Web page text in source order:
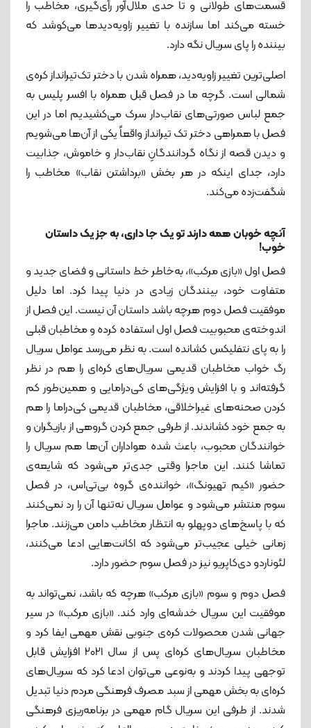
قسمت‌های طولانی و تا حدی ملال‌آور رأی‌گیری، مخاطب را
خسته می‌کند اما سازنده با تغییر زاویه‌دید‌ها می‌کوشد که
بیننده را پای سریال نگه دارد.
اصلی‌ترین تغییر زاویه‌دید، همراه شدن با دختر تک‌تیرانداز کره‌ی
شمالی است. گرچه ما در فصل قبل همراه با افسر پلیس به
جمع لباس صورتی‌های نقاب‌دار سرک می‌کشیدیم اما در این
فصل با همراهی دختر تک تیرانداز واقعاً یکی از آن‌ها می‌شویم
و دیدن قصه از نگاه گردانندگانِ نقاب‌دار و خاموش، جذابیت
دارد، جدای اینکه در هر بخش «برداشتن نقاب» مخاطب را
شگفت‌زده می‌کند.
آنچه خوبان همه دارند تو یک جا داری، به جز یک داستان
خوب!
فصل اول «بازی مرکب»، به‌خاطر خط داستانی و فضای جدید و
متفاوت خود، بینندگان زیادی در دنیا پیدا کرد. اما دلیل
موفقیت فصل دوم هرچه باشد داستان آن نیست. این فصل از
اندوخته‌ی محبوبیت فصل اول استفاده کرده و مخاطبان قبلی
را به پای نتفلیکس کشانده است. به نظر می‌رسد عوامل سریال
رگ ‌خواب مخاطبان قدیمی سریال‌های کره‌ای را هم در نظر
گرفته‌اند و با افزایش ویژگی‌های کی‌درامایی و همین‌طور کم
کردن صحنه‌های غیراخلاقی، مخاطبان قدیمی کی‌دراما را هم
به جمع خود کشاندند. از طرفی جمع کردن گروهی از بازیگران و
خوانندگان محبوب، باعث شده هواداران آن‌ها هم سریال را
تماشا کنند. این ماجرا وقتی جدی‌تر می‌شود که شایعه‌ی
حضور «کیم تهیونگ»، خواننده‌ی گروه بی‌تی‌اس، در فصل
سوم منتشر می‌شود و عوامل سریال نه‌تنها آن را رد نمی‌کنند
که با پاسخ‌های دوپهلو به انتظار مخاطب دامن می‌زنند. ماجرا
زمانی خیلی عجیب‌تر می‌شود که اکانت‌هایی ادعا می‌کنند،
لئوناردو دی‌کاپریو نیز در فصل سوم حضور دارد.
فصل دوم و سوم «بازی مرکب» هرچه که باشد، نمی‌تواند به
موفقیت این سریال خدشه‌ای وارد کند. «بازی مرکب» در سیر
جهانی شدن محصولات کره‌ی جنوبی نقش مهمی ایفا کرد و
مخاطبان سریال‌های کره‌ای پس از سال ۲۰۲۱ افزایش قابل
‌توجهی پیدا کردند و به‌نوعی می‌توان ادعا کرد که سریال‌های
کره‌ای به بخش مهمی از سبد مصرف فرهنگی مردم دنیا تبدیل
شدند. از طرفی این سریال گام مهمی در برنامه‌ریزی فرهنگی